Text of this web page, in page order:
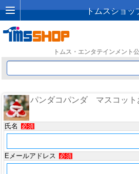
トムスショッ
トムス・エンタテインメント
パンダコパンダ マスコット
氏名 必須
Eメールアドレス 必須